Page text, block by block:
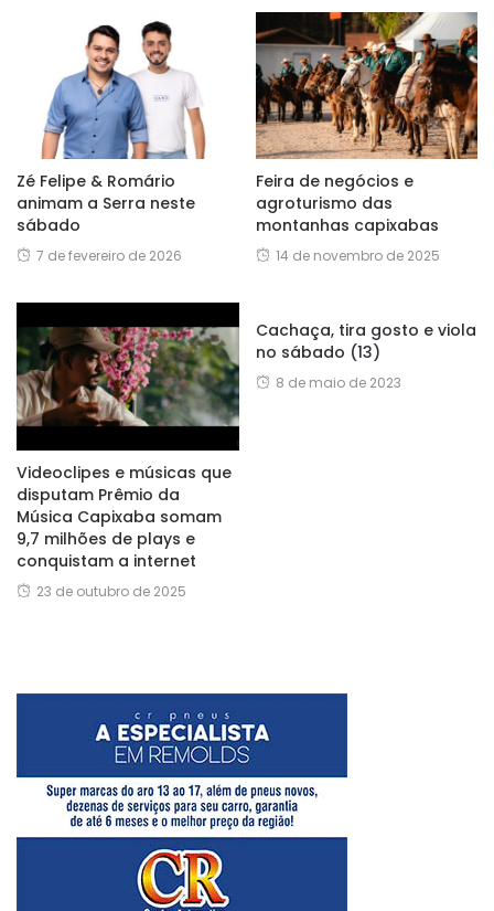
Zé Felipe & Romário
animam a Serra neste
sábado
7 de fevereiro de 2026
Feira de negócios e
agroturismo das
montanhas capixabas
14 de novembro de 2025
Videoclipes e músicas que
disputam Prêmio da
Música Capixaba somam
9,7 milhões de plays e
conquistam a internet
23 de outubro de 2025
Cachaça, tira gosto e viola
no sábado (13)
8 de maio de 2023